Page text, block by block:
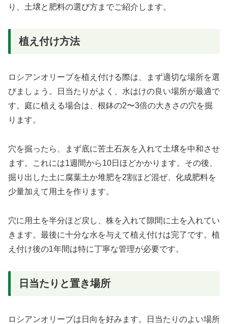
り、土壌と肥料の選び方までご紹介します。
植え付け方法
ロシアンオリーブを植え付ける際は、まず適切な場所を選
びましょう。日当たりがよく、水はけの良い場所が最適で
す。庭に植える場合は、根鉢の2〜3倍の大きさの穴を掘
ります。
穴を掘ったら、まず底に苦土石灰を入れて土壌を中和させ
ます。これには1週間から10日ほどかかります。その後、
掘り出した土に腐葉土か堆肥を2割ほど混ぜ、化成肥料を
少量加えて用土を作ります。
穴に用土を半分ほど戻し、株を入れて隙間に土を入れてい
きます。最後に十分な水を与えて植え付けは完了です。植
え付け後の1年間は特に丁寧な管理が必要です。
日当たりと置き場所
ロシアンオリーブは日向を好みます。日当たりのよい場所